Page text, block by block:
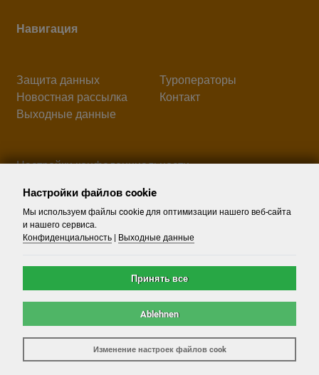
Навигация
Защита данных
Туроператоры
Новостная рассылка
Контакт
Выходные данные
Настройки конфеденциальности
Поиск
Airport.Reisen- Alle Rechte reserviert. -
powered by ATeO-Travel
Настройки файлов cookie
Мы используем файлы cookie для оптимизации нашего веб-сайта
и нашего сервиса.
Конфиденциальность
Выходные данные
Принять все
Ablehnen
Изменение настроек файлов cook